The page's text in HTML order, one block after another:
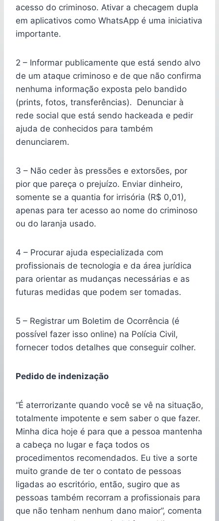
acesso do criminoso. Ativar a checagem dupla
em aplicativos como WhatsApp é uma iniciativa
importante.
2 – Informar publicamente que está sendo alvo
de um ataque criminoso e de que não confirma
nenhuma informação exposta pelo bandido
(prints, fotos, transferências). Denunciar à
rede social que está sendo hackeada e pedir
ajuda de conhecidos para também
denunciarem.
3 – Não ceder às pressões e extorsões, por
pior que pareça o prejuízo. Enviar dinheiro,
somente se a quantia for irrisória (R$ 0,01),
apenas para ter acesso ao nome do criminoso
ou do laranja usado.
4 – Procurar ajuda especializada com
profissionais de tecnologia e da área jurídica
para orientar as mudanças necessárias e as
futuras medidas que podem ser tomadas.
5 – Registrar um Boletim de Ocorrência (é
possível fazer isso online) na Polícia Civil,
fornecer todos detalhes que conseguir colher.
Pedido de indenização
“É aterrorizante quando você se vê na situação,
totalmente impotente e sem saber o que fazer.
Minha dica hoje é para que a pessoa mantenha
a cabeça no lugar e faça todos os
procedimentos recomendados. Eu tive a sorte
muito grande de ter o contato de pessoas
ligadas ao escritório, então, sugiro que as
pessoas também recorram a profissionais para
que não tenham nenhum dano maior”, comenta